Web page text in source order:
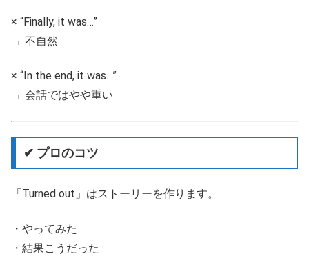
× “Finally, it was…”
→ 不自然
× “In the end, it was…”
→ 会話ではやや重い
✔ プロのコツ
「Turned out」はストーリーを作ります。
・やってみた
・結果こうだった